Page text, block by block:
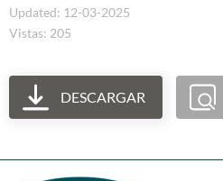
Updated: 12-03-2025
Vistas: 205
DESCARGAR